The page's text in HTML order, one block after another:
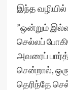
இந்த
”ஒன்றும்
செல்லப்
அவரைப்
சென்றால்,
தெரிந்தே